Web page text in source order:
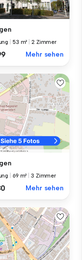
53 m² |2 Zimmer
Mehr sehen
69 m² |3 Zimmer
Mehr sehen